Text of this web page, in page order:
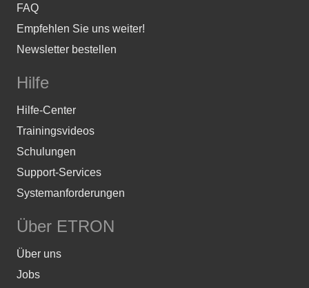
FAQ
Empfehlen Sie uns weiter!
Newsletter bestellen
Hilfe
Hilfe-Center
Trainingsvideos
Schulungen
Support-Services
Systemanforderungen
Über ETRON
Über uns
Jobs